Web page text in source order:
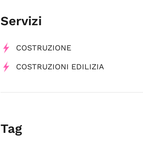
Servizi
COSTRUZIONE
COSTRUZIONI EDILIZIA
Tag